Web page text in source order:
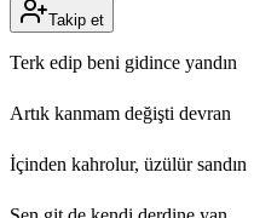
Takip et
Terk edip beni gidince yandın
Artık kanmam değişti devran
İçinden kahrolur, üzülür sandın